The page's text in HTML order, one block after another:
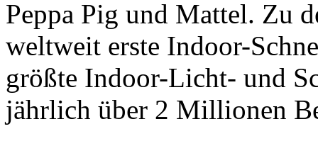
Peppa Pig und Mattel. Zu
weltweit erste Indoor-
größte Indoor-Licht- und
jährlich über 2 Millionen